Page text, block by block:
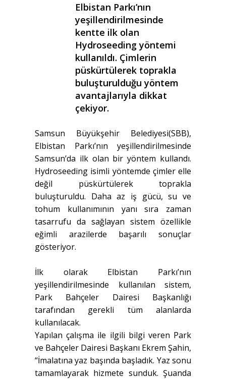
Elbistan Parkı’nın
yeşillendirilmesinde
kentte ilk olan
Hydroseeding yöntemi
kullanıldı. Çimlerin
püskürtülerek toprakla
buluşturulduğu yöntem
avantajlarıyla dikkat
çekiyor.
Samsun Büyükşehir Belediyesi(SBB),
Elbistan Parkı’nın yeşillendirilmesinde
Samsun’da ilk olan bir yöntem kullandı.
Hydroseeding isimli yöntemde çimler elle
değil püskürtülerek toprakla
buluşturuldu. Daha az iş gücü, su ve
tohum kullanımının yanı sıra zaman
tasarrufu da sağlayan sistem özellikle
eğimli arazilerde başarılı sonuçlar
gösteriyor.
İlk olarak Elbistan Parkı’nın
yeşillendirilmesinde kullanılan sistem,
Park Bahçeler Dairesi Başkanlığı
tarafından gerekli tüm alanlarda
kullanılacak.
Yapılan çalışma ile ilgili bilgi veren Park
ve Bahçeler Dairesi Başkanı Ekrem Şahin,
“İmalatına yaz başında başladık. Yaz sonu
tamamlayarak hizmete sunduk. Şuanda